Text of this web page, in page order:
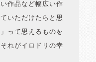
作品など幅広い作
いただけたらと思
って思えるものを
れがイロドリの幸